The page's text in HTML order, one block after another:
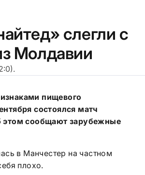
слегли с
Молдавии
пищевого
состоялся матч
этом сообщают зарубежные
в Манчестер на частном
плохо.